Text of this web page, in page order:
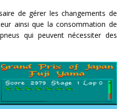
de gérer les changements de
ainsi que la consommation de
qui peuvent nécessiter des